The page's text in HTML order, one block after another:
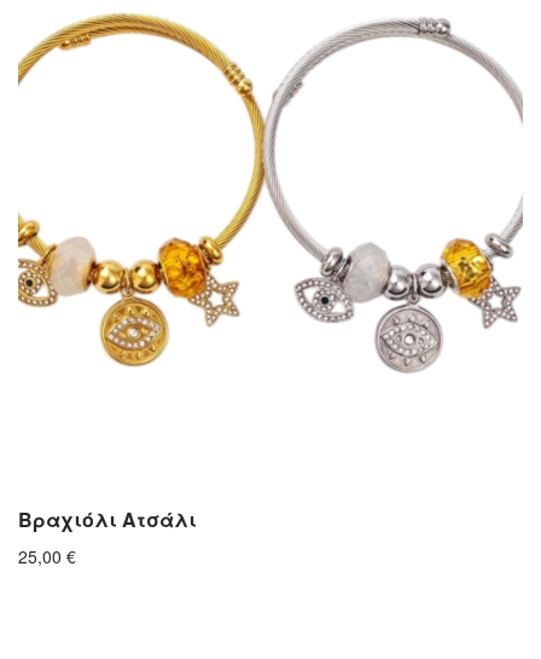
Βραχιόλι Ατσάλι
25,00 €